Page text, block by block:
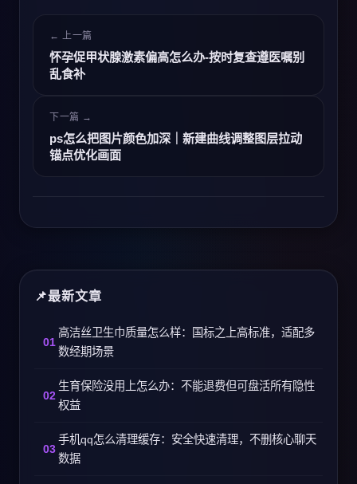
← 上一篇
怀孕促甲状腺激素偏高怎么办-按时复查遵医嘱别
乱食补
下一篇 →
ps怎么把图片颜色加深｜新建曲线调整图层拉动
锚点优化画面
最新文章
高洁丝卫生巾质量怎么样：国标之上高标准，适配多
数经期场景
生育保险没用上怎么办：不能退费但可盘活所有隐性
权益
手机qq怎么清理缓存：安全快速清理，不删核心聊天
数据